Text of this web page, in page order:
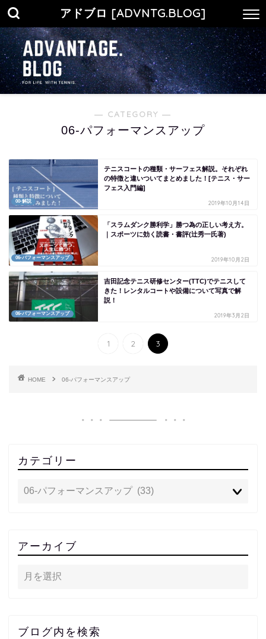
アドブロ [ADVNTG.BLOG]
― CATEGORY ―
06-パフォーマンスアップ
00-解説
テニスコートの種類・サーフェス解説。それぞれ
の特徴と違いついてまとめました！[テニス・サー
フェス入門編]
2019年10月14日
06-パフォーマンスアップ
「スラムダンク勝利学」勝つ為の正しい考え方。
｜スポーツに効く読書・書評(辻秀一氏著)
2019年10月2日
06-パフォーマンスアップ
吉田記念テニス研修センター(TTC)でテニスして
きた！レンタルコートや設備について写真で解
説！
2019年3月2日
1 2 3
HOME 06-パフォーマンスアップ
カテゴリー
アーカイブ
ブログ内を検索